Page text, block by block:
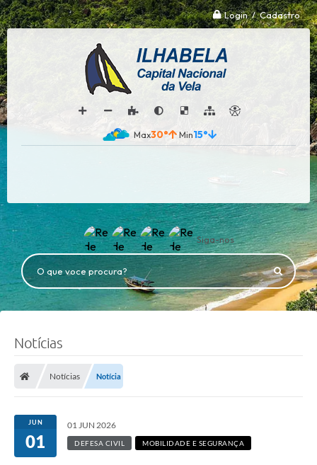
Login / Cadastro
30° 15°
Siga-nos
O que voce procura?
Notícias
Notícias Notícia
JUN
01
01 JUN 2026
DEFESA CIVIL MOBILIDADE E SEGURANÇA